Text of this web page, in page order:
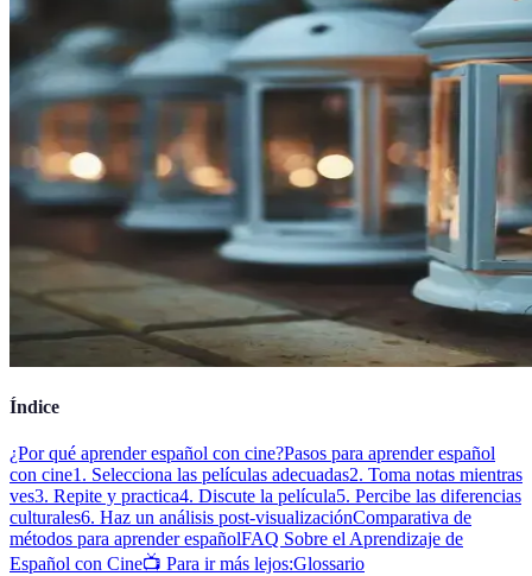
Índice
¿Por qué aprender español con cine?Pasos para aprender español
con cine1. Selecciona las películas adecuadas2. Toma notas mientras
ves3. Repite y practica4. Discute la película5. Percibe las diferencias
culturales6. Haz un análisis post-visualizaciónComparativa de
métodos para aprender españolFAQ Sobre el Aprendizaje de
Español con Cine📺 Para ir más lejos:Glossario